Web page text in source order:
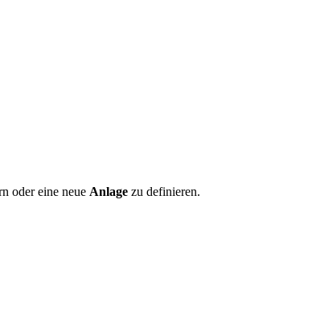
oder eine neue Anlage zu definieren.